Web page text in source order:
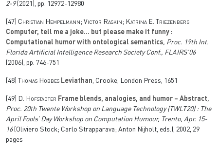
2-9(2021), pp. 12972-12980
[47] Christian Hempelmann; Victor Raskin; Katrina E. Triezenberg
Computer, tell me a joke... but please make it funny :
Computational humor with ontological semantics, Proc. 19th Int.
Florida Artificial Intelligence Research Society Conf., FLAIRS’06
(2006), pp. 746-751
[48] Thomas Hobbes Leviathan, Crooke, London Press, 1651
[49] D. Hofstadter Frame blends, analogies, and humor – Abstract,
Proc. 20th Twente Workshop on Language Technology (TWLT20) : The
April Fools’ Day Workshop on Computation Humour, Trento, Apr. 15-
16(Oliviero Stock; Carlo Strapparava; Anton Nijholt, eds.), 2002, 29
pages